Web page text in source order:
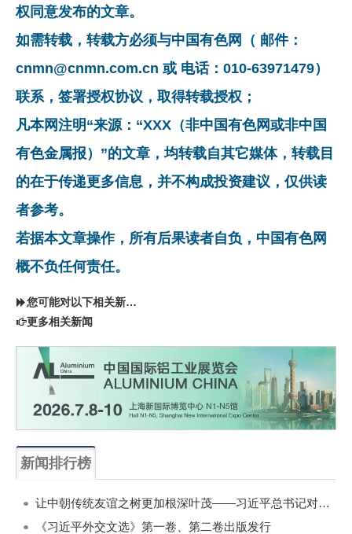
权同意发布的文章。
如需转载，转载方必须与中国有色网（ 邮件：
cnmn@cnmn.com.cn 或 电话：010-63971479）
联系，签署授权协议，取得转载授权；
凡本网注明“来源：“XXX（非中国有色网或非中国
有色金属报）”的文章，均转载自其它媒体，转载目
的在于传递更多信息，并不构成投资建议，仅供读
者参考。
若据本文章操作，所有后果读者自负，中国有色网
概不负任何责任。
您可能对以下相关新闻同样感兴趣
更多相关新闻
新闻排行榜
让中朝传统友谊之树更加根深叶茂——习近平总书记对朝鲜进行国事访问纪实
《习近平外交文选》第一卷、第二卷出版发行